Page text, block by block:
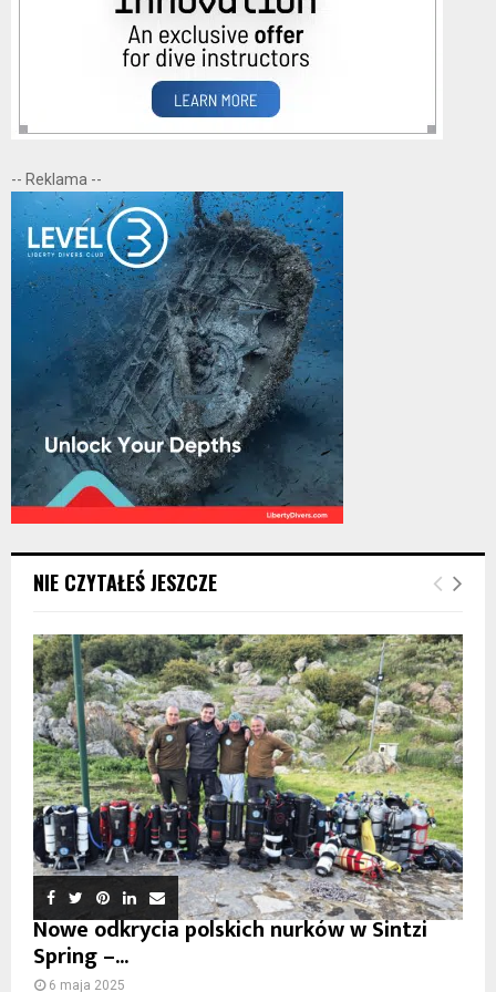
-- Reklama --
NIE CZYTAŁEŚ JESZCZE
Nowe odkrycia polskich nurków w Sintzi
Spring –...
6 maja 2025